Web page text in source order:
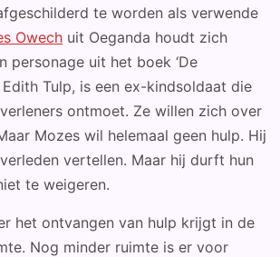
te worden als verwende
Owech uit Oeganda houdt zich
personage uit het boek ‘De
Edith Tulp, is een ex-kindsoldaat die
ontmoet. Ze willen zich over
Mozes wil helemaal geen hulp. Hij
vertellen. Maar hij durft hun
te weigeren.
het ontvangen van hulp krijgt in de
Nog minder ruimte is er voor